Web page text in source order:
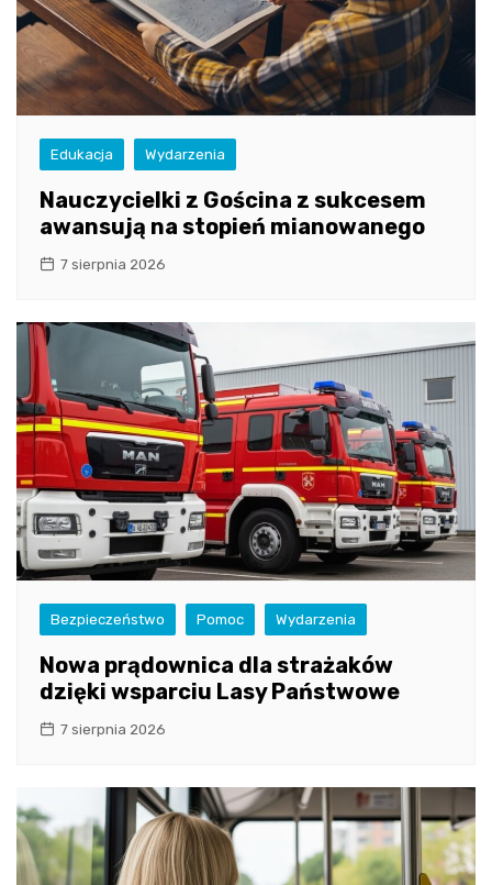
Edukacja Wydarzenia
Nauczycielki z Gościna z sukcesem
awansują na stopień mianowanego
7 sierpnia 2026
Bezpieczeństwo Pomoc Wydarzenia
Nowa prądownica dla strażaków
dzięki wsparciu Lasy Państwowe
7 sierpnia 2026